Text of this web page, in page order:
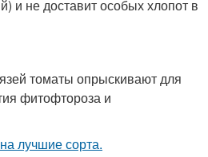
и не доставит особых хлопот в
томаты опрыскивают для
фитофтороза и